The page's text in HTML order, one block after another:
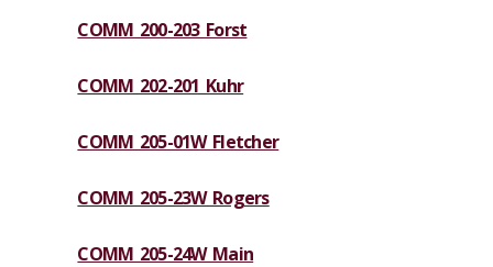
COMM 200-203 Forst
COMM 202-201 Kuhr
COMM 205-01W Fletcher
COMM 205-23W Rogers
COMM 205-24W Main